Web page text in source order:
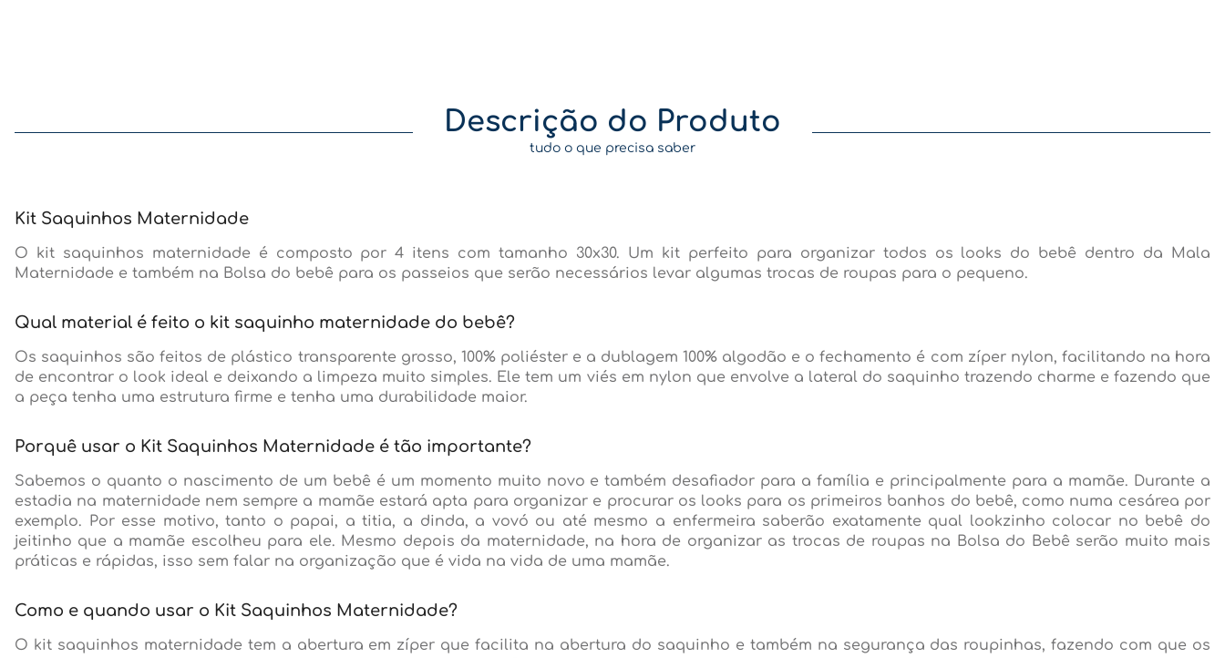
Descrição do Produto
tudo o que precisa saber
Kit Saquinhos Maternidade
O kit saquinhos maternidade é composto por 4 itens com tamanho 30x30. Um kit perfeito para organizar todos os looks do bebê dentro da Mala
Maternidade e também na Bolsa do bebê para os passeios que serão necessários levar algumas trocas de roupas para o pequeno.
Qual material é feito o kit saquinho maternidade do bebê?
Os saquinhos são feitos de plástico transparente grosso, 100% poliéster e a dublagem 100% algodão e o fechamento é com zíper nylon, facilitando na hora
de encontrar o look ideal e deixando a limpeza muito simples. Ele tem um viés em nylon que envolve a lateral do saquinho trazendo charme e fazendo que
a peça tenha uma estrutura firme e tenha uma durabilidade maior.
Porquê usar o Kit Saquinhos Maternidade é tão importante?
Sabemos o quanto o nascimento de um bebê é um momento muito novo e também desafiador para a família e principalmente para a mamãe. Durante a
estadia na maternidade nem sempre a mamãe estará apta para organizar e procurar os looks para os primeiros banhos do bebê, como numa cesárea por
exemplo. Por esse motivo, tanto o papai, a titia, a dinda, a vovó ou até mesmo a enfermeira saberão exatamente qual lookzinho colocar no bebê do
jeitinho que a mamãe escolheu para ele. Mesmo depois da maternidade, na hora de organizar as trocas de roupas na Bolsa do Bebê serão muito mais
práticas e rápidas, isso sem falar na organização que é vida na vida de uma mamãe.
Como e quando usar o Kit Saquinhos Maternidade?
O kit saquinhos maternidade tem a abertura em zíper que facilita na abertura do saquinho e também na segurança das roupinhas, fazendo com que os